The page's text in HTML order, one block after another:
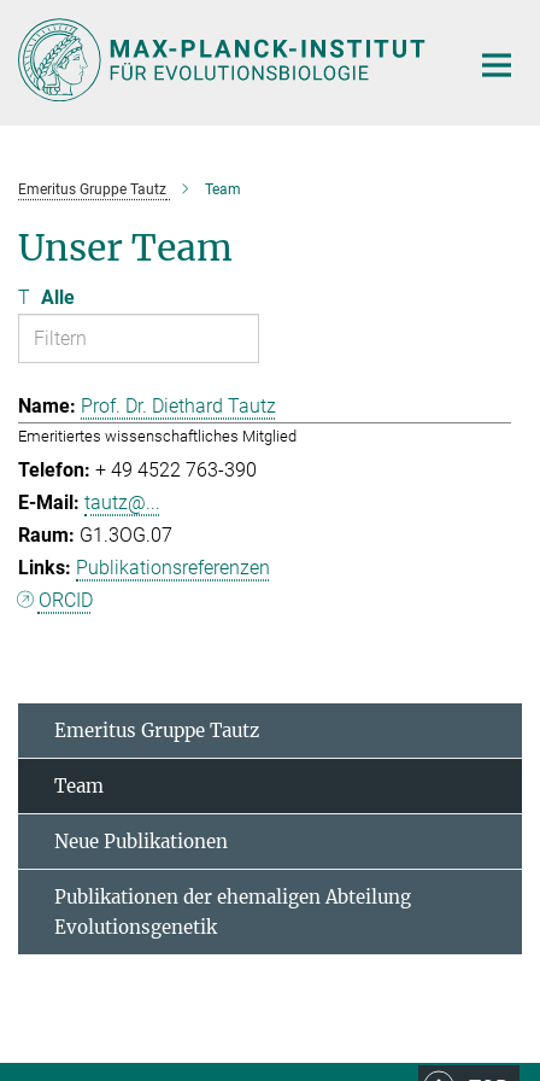
Hauptinhalt
Emeritus Gruppe Tautz Team
Unser Team
T Alle
Prof. Dr. Diethard Tautz
Emeritiertes wissenschaftliches Mitglied
+ 49 4522 763-390
tautz@...
G1.3OG.07
Publikationsreferenzen
ORCID
Emeritus Gruppe Tautz
Team
Neue Publikationen
Publikationen der ehemaligen Abteilung
Evolutionsgenetik